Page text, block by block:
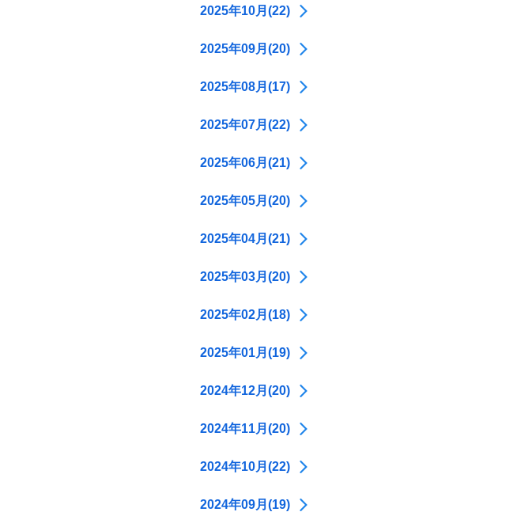
2025年10月(22)
2025年09月(20)
2025年08月(17)
2025年07月(22)
2025年06月(21)
2025年05月(20)
2025年04月(21)
2025年03月(20)
2025年02月(18)
2025年01月(19)
2024年12月(20)
2024年11月(20)
2024年10月(22)
2024年09月(19)